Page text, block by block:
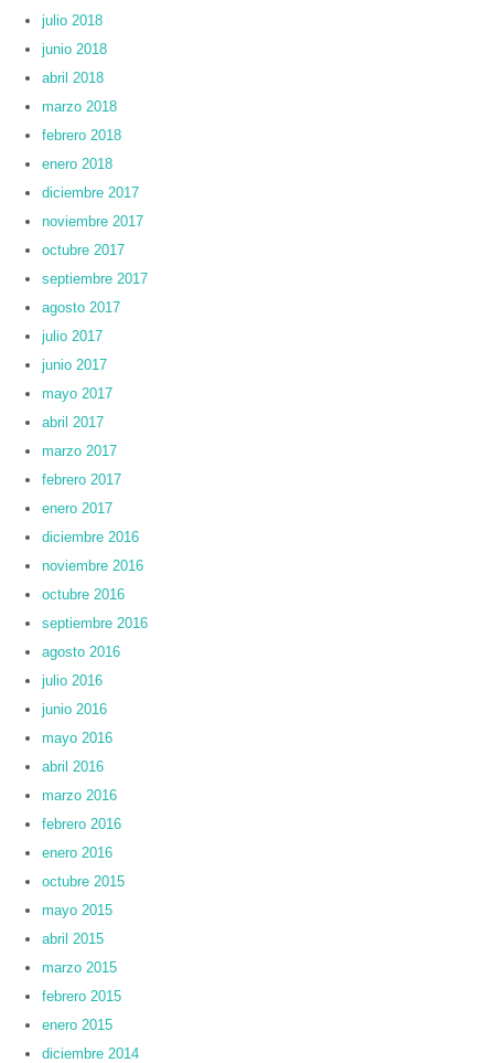
julio 2018
junio 2018
abril 2018
marzo 2018
febrero 2018
enero 2018
diciembre 2017
noviembre 2017
octubre 2017
septiembre 2017
agosto 2017
julio 2017
junio 2017
mayo 2017
abril 2017
marzo 2017
febrero 2017
enero 2017
diciembre 2016
noviembre 2016
octubre 2016
septiembre 2016
agosto 2016
julio 2016
junio 2016
mayo 2016
abril 2016
marzo 2016
febrero 2016
enero 2016
octubre 2015
mayo 2015
abril 2015
marzo 2015
febrero 2015
enero 2015
diciembre 2014